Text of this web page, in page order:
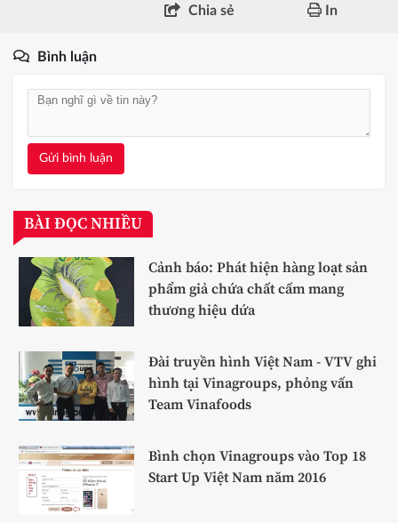
Chia sẻ In
Bình luận
Gửi bình luận
BÀI ĐỌC NHIỀU
Cảnh báo: Phát hiện hàng loạt sản
phẩm giả chứa chất cấm mang
thương hiệu dứa
Đài truyền hình Việt Nam - VTV ghi
hình tại Vinagroups, phỏng vấn
Team Vinafoods
Bình chọn Vinagroups vào Top 18
Start Up Việt Nam năm 2016